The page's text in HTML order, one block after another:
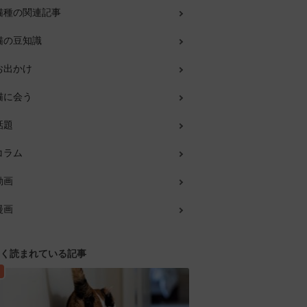
種の関連記事
の豆知識
出かけ
に会う
題
ラム
画
画
読まれている記事